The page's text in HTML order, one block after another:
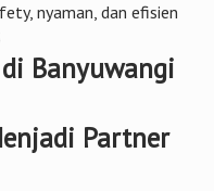
nyaman, dan efisien
Banyuwangi
Partner